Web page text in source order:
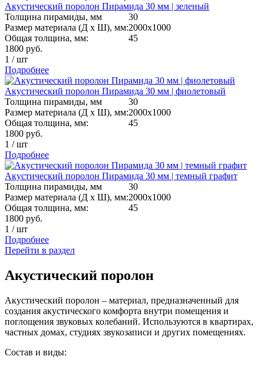
Акустический поролон Пирамида 30 мм | зеленый
Толщина пирамиды, мм
30
Размер материала (Д х Ш), мм:2000х1000
Общая толщина, мм:
45
1800 руб.
1 /шт
Подробнее
Акустический поролон Пирамида 30 мм | фиолетовый
Толщина пирамиды, мм
30
Размер материала (Д х Ш), мм:2000х1000
Общая толщина, мм:
45
1800 руб.
1 /шт
Подробнее
Акустический поролон Пирамида 30 мм | темный графит
Толщина пирамиды, мм
30
Размер материала (Д х Ш), мм:2000х1000
Общая толщина, мм:
45
1800 руб.
1 /шт
Подробнее
Перейти в раздел
Акустический поролон
Акустический поролон – материал, предназначенный для
создания акустического комфорта внутри помещения и
поглощения звуковых колебаний. Используются в квартирах,
частных домах, студиях звукозаписи и других помещениях.
Состав и виды: